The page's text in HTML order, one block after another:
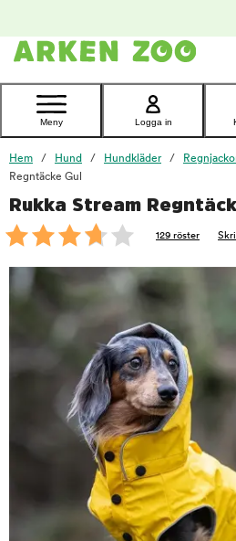
Kontakta
Meny Logga in
Hem Hund Hundkläder
Regntäcke Gul
Rukka Stream
129 röster
foo